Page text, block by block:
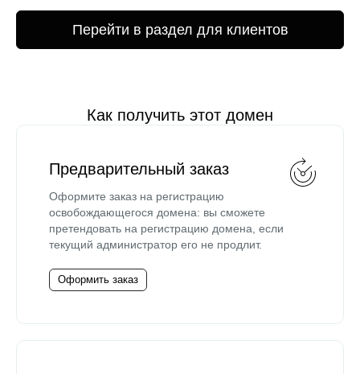
Перейти в раздел для клиентов
Как получить этот домен
Предварительный заказ
Оформите заказ на регистрацию
освобождающегося домена: вы сможете
претендовать на регистрацию домена, если
текущий администратор его не продлит.
Оформить заказ